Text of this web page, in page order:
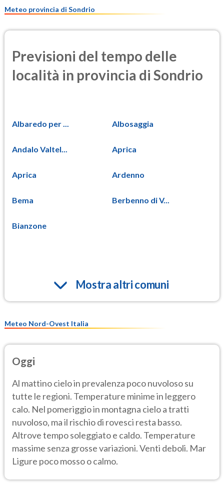
Meteo provincia di Sondrio
Previsioni del tempo delle
località in provincia di Sondrio
Albaredo per ... Albosaggia
Andalo Valtel... Aprica
Aprica Ardenno
Bema Berbenno di V...
Bianzone
Mostra altri comuni
Meteo Nord-Ovest Italia
Oggi
Al mattino cielo in prevalenza poco nuvoloso su
tutte le regioni. Temperature minime in leggero
calo. Nel pomeriggio in montagna cielo a tratti
nuvoloso, ma il rischio di rovesci resta basso.
Altrove tempo soleggiato e caldo. Temperature
massime senza grosse variazioni. Venti deboli. Mar
Ligure poco mosso o calmo.